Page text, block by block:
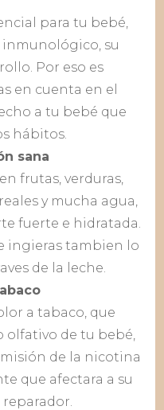
para tu bebé,
inmunológico, su
Por eso es
en cuenta en el
a tu bebé que
hábitos.
sana
frutas, verduras,
y mucha agua,
fuerte e hidratada.
ingieras tambien lo
de la leche.
a tabaco, que
olfativo de tu bebé,
de la nicotina
que afectara a su
reparador.